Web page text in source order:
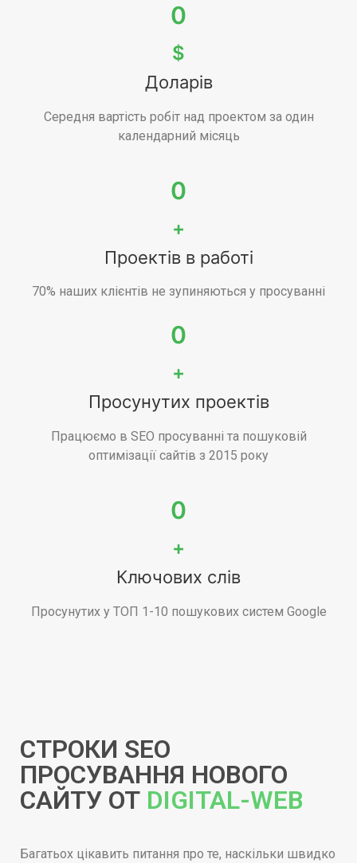
0
$
Доларів
Середня вартість робіт над проектом за один
календарний місяць
0
+
Проектів в работі
70% наших клієнтів не зупиняються у просуванні
0
+
Просунутих проектів
Працюємо в SEO просуванні та пошуковій
оптимізації сайтів з 2015 року
0
+
Ключових слів
Просунутих у ТОП 1-10 пошукових систем Google
СТРОКИ SEO
ПРОСУВАННЯ НОВОГО
САЙТУ ОТ DIGITAL-WEB
Багатьох цікавить питання про те, наскільки швидко